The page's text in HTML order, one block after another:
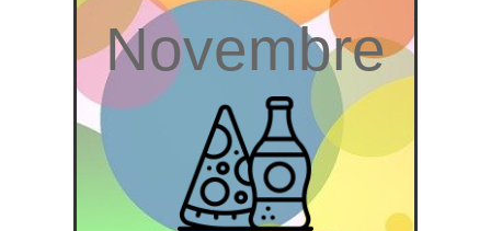
Novembre